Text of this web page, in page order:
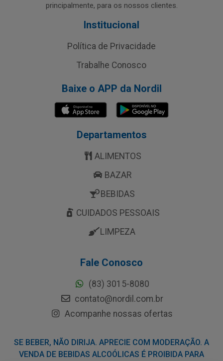
principalmente, para os nossos clientes.
Institucional
Política de Privacidade
Trabalhe Conosco
Baixe o APP da Nordil
Departamentos
ALIMENTOS
BAZAR
BEBIDAS
CUIDADOS PESSOAIS
LIMPEZA
Fale Conosco
(83) 3015-8080
contato@nordil.com.br
Acompanhe nossas ofertas
SE BEBER, NÃO DIRIJA. APRECIE COM MODERAÇÃO. A
VENDA DE BEBIDAS ALCOÓLICAS É PROIBIDA PARA